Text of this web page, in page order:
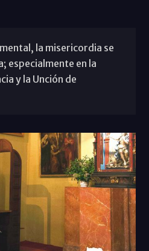
la misericordia se
especialmente en la
y la Unción de